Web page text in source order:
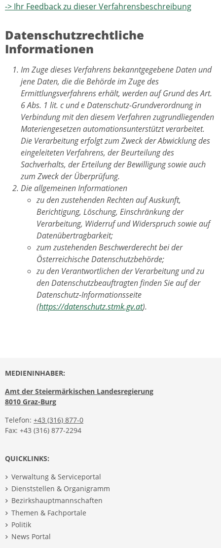
-> Ihr Feedback zu dieser Verfahrensbeschreibung
Datenschutzrechtliche
Informationen
Im Zuge dieses Verfahrens bekanntgegebene Daten und
jene Daten, die die Behörde im Zuge des
Ermittlungsverfahrens erhält, werden auf Grund des Art.
6 Abs. 1 lit. c und e Datenschutz-Grundverordnung in
Verbindung mit den diesem Verfahren zugrundliegenden
Materiengesetzen automationsunterstützt verarbeitet.
Die Verarbeitung erfolgt zum Zweck der Abwicklung des
eingeleiteten Verfahrens, der Beurteilung des
Sachverhalts, der Erteilung der Bewilligung sowie auch
zum Zweck der Überprüfung.
Die allgemeinen Informationen
zu den zustehenden Rechten auf Auskunft,
Berichtigung, Löschung, Einschränkung der
Verarbeitung, Widerruf und Widerspruch sowie auf
Datenübertragbarkeit;
zum zustehenden Beschwerderecht bei der
Österreichische Datenschutzbehörde;
zu den Verantwortlichen der Verarbeitung und zu
den Datenschutzbeauftragten finden Sie auf der
Datenschutz-Informationsseite
(https://datenschutz.stmk.gv.at).
MEDIENINHABER:
Amt der Steiermärkischen Landesregierung
8010 Graz-Burg
Telefon: +43 (316) 877-0
Fax: +43 (316) 877-2294
QUICKLINKS:
Verwaltung & Serviceportal
Dienststellen & Organigramm
Bezirkshauptmannschaften
Themen & Fachportale
Politik
News Portal